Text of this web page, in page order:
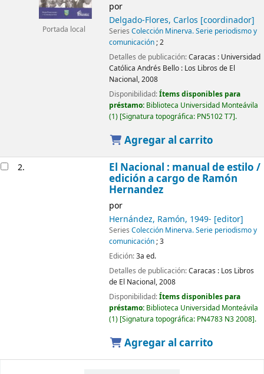
Portada local
por
Delgado-Flores, Carlos [coordinador]
Series Colección Minerva. Serie periodismo y
comunicación; 2
Detalles de publicación:Caracas : Universidad
Católica Andrés Bello : Los Libros de El
Nacional,2008
Disponibilidad:Ítems disponibles para
préstamo: Biblioteca Universidad Monteávila
(1) Signatura topográfica: PN5102 T7 .
Agregar al carrito
2. El Nacional : manual de estilo /
edición a cargo de Ramón
Hernandez
por
Hernández, Ramón, 1949- [editor]
Series Colección Minerva. Serie periodismo y
comunicación; 3
Edición:3a ed.
Detalles de publicación:Caracas : Los Libros
de El Nacional,2008
Disponibilidad:Ítems disponibles para
préstamo: Biblioteca Universidad Monteávila
(1) Signatura topográfica: PN4783 N3 2008 .
Agregar al carrito